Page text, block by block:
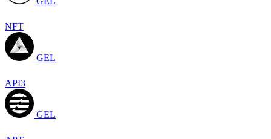
NFT
GEL
API3
GEL